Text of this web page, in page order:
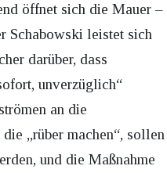
öffnet sich die Mauer –
Schabowski leistet sich
darüber, dass
unverzüglich“
an die
„rüber machen“, sollen
und die Maßnahme